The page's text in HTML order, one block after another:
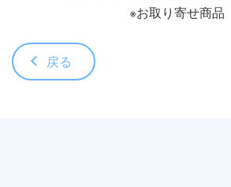
※お取り寄せ商品
戻る